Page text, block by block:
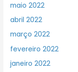
maio 2022
abril 2022
março 2022
fevereiro 2022
janeiro 2022